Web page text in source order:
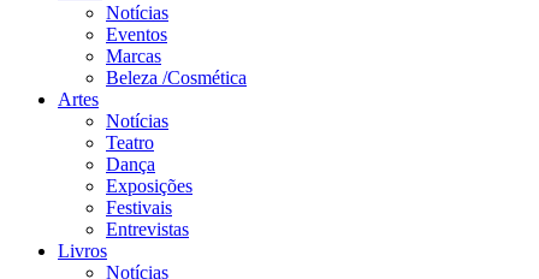
Notícias
Eventos
Marcas
Beleza /Cosmética
Artes
Notícias
Teatro
Dança
Exposições
Festivais
Entrevistas
Livros
Notícias